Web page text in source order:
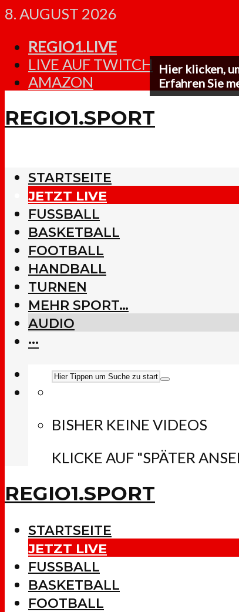
8. AUGUST 2026
REGIO1.LIVE
LIVE AUF TWITCH
AMAZON
REGIO1.SPORT
STARTSEITE
JETZT LIVE
FUSSBALL
BASKETBALL
FOOTBALL
HANDBALL
TURNEN
MEHR SPORT…
AUDIO
···
BISHER KEINE VIDEOS
KLICKE AUF "SPÄTER
REGIO1.SPORT
STARTSEITE
JETZT LIVE
FUSSBALL
BASKETBALL
FOOTBALL
Hier klicken,
Erfahren Sie